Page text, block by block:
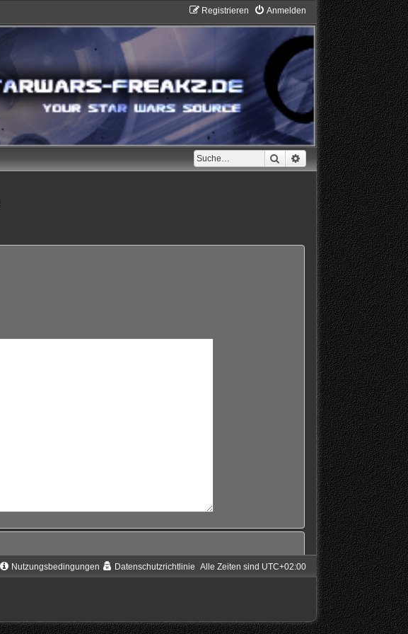
Anmelden
Registrieren
Suche Erweiterte Suche
Alle Zeiten sind UTC+02:00
Nutzungsbedingungen Datenschutzrichtlinie